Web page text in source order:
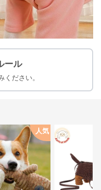
ール
ください。
人気